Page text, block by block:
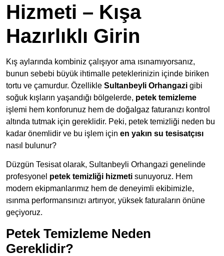
Hizmeti – Kışa
Hazırlıklı Girin
Kış aylarında kombiniz çalışıyor ama ısınamıyorsanız,
bunun sebebi büyük ihtimalle peteklerinizin içinde biriken
tortu ve çamurdur. Özellikle Sultanbeyli Orhangazi gibi
soğuk kışların yaşandığı bölgelerde, petek temizleme
işlemi hem konforunuz hem de doğalgaz faturanızı kontrol
altında tutmak için gereklidir. Peki, petek temizliği neden bu
kadar önemlidir ve bu işlem için en yakın su tesisatçısı
nasıl bulunur?
Düzgün Tesisat olarak, Sultanbeyli Orhangazi genelinde
profesyonel petek temizliği hizmeti sunuyoruz. Hem
modern ekipmanlarımız hem de deneyimli ekibimizle,
ısınma performansınızı artırıyor, yüksek faturaların önüne
geçiyoruz.
Petek Temizleme Neden
Gereklidir?